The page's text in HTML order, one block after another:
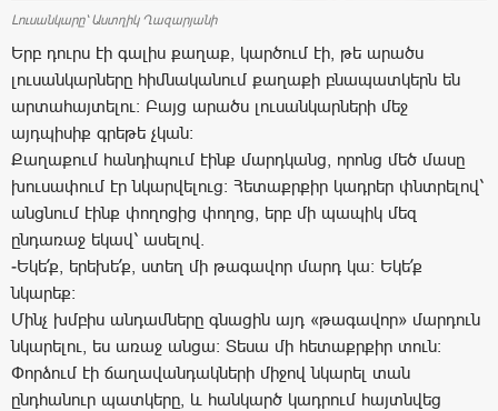
Լուսանկարը՝ Աստղիկ Ղազարյանի
Երբ դուրս էի գալիս քաղաք, կարծում էի, թե արածս
լուսանկարները հիմնականում քաղաքի բնապատկերն են
արտահայտելու: Բայց արածս լուսանկարների մեջ
այդպիսիք գրեթե չկան:
Քաղաքում հանդիպում էինք մարդկանց, որոնց մեծ մասը
խուսափում էր նկարվելուց: Հետաքրքիր կադրեր փնտրելով՝
անցնում էինք փողոցից փողոց, երբ մի պապիկ մեզ
ընդառաջ եկավ՝ ասելով.
-Եկե՛ք, երեխե՛ք, ստեղ մի թագավոր մարդ կա: Եկե՛ք
նկարեք:
Մինչ խմբիս անդամները գնացին այդ «թագավոր» մարդուն
նկարելու, ես առաջ անցա: Տեսա մի հետաքրքիր տուն:
Փորձում էի ճաղավանդակների միջով նկարել տան
ընդհանուր պատկերը, և հանկարծ կադրում հայտնվեց